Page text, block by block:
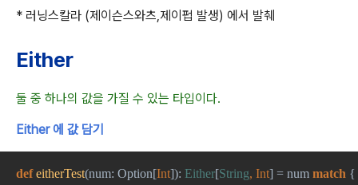
* 러닝스칼라 (제이슨스와츠,제이펍 발생) 에서 발췌
Either
둘 중 하나의 값을 가질 수 있는 타입이다.
Either 에 값 담기
def eitherTest(num: Option[Int]): Either[String, Int] = num match {